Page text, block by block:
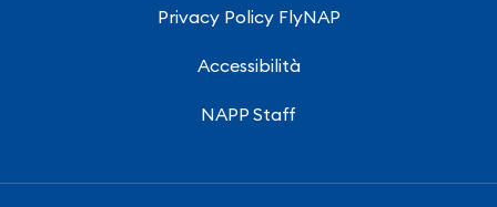
Privacy Policy FlyNAP
Accessibilità
NAPP Staff